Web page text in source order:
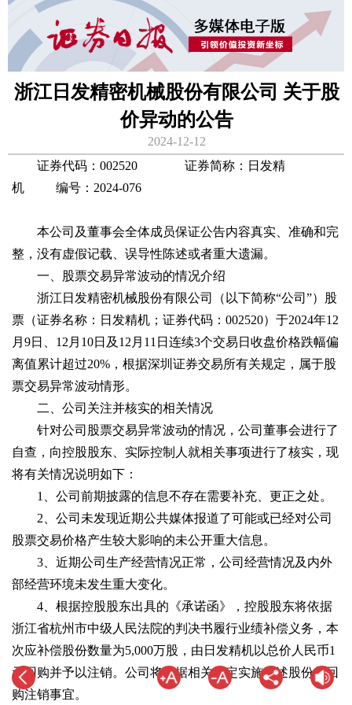
浙江日发精密机械股份有限公司 关于股
价异动的公告
2024-12-12
证券代码：002520 证券简称：日发精
机 编号：2024-076
本公司及董事会全体成员保证公告内容真实、准确和完
整，没有虚假记载、误导性陈述或者重大遗漏。
一、股票交易异常波动的情况介绍
浙江日发精密机械股份有限公司（以下简称“公司”）股
票（证券名称：日发精机；证券代码：002520）于2024年12
月9日、12月10日及12月11日连续3个交易日收盘价格跌幅偏
离值累计超过20%，根据深圳证券交易所有关规定，属于股
票交易异常波动情形。
二、公司关注并核实的相关情况
针对公司股票交易异常波动的情况，公司董事会进行了
自查，向控股股东、实际控制人就相关事项进行了核实，现
将有关情况说明如下：
1、公司前期披露的信息不存在需要补充、更正之处。
2、公司未发现近期公共媒体报道了可能或已经对公司
股票交易价格产生较大影响的未公开重大信息。
3、近期公司生产经营情况正常，公司经营情况及内外
部经营环境未发生重大变化。
4、根据控股股东出具的《承诺函》，控股股东将依据
浙江省杭州市中级人民法院的判决书履行业绩补偿义务，本
次应补偿股份数量为5,000万股，由日发精机以总价人民币1
元回购并予以注销。公司将根据相关规定实施上述股份的回
购注销事宜。